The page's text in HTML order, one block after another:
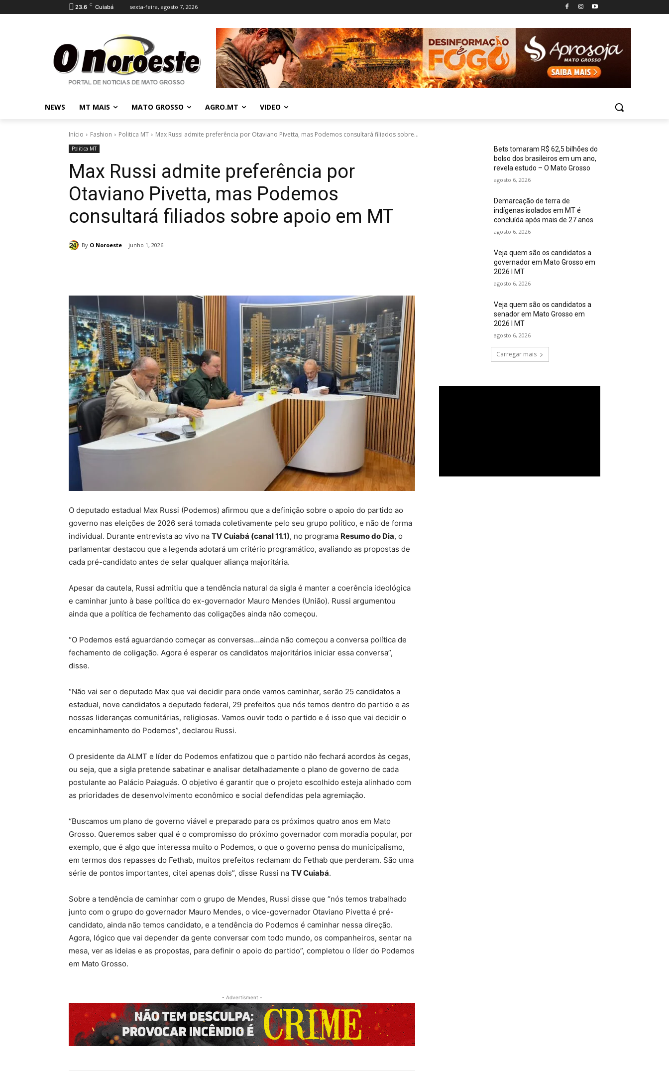
23.6 C Cuiabá sexta-feira, agosto 7, 2026
NEWS MT MAIS MATO GROSSO AGRO.MT VIDEO
Início Fashion Politica MT Max Russi admite preferência por Otaviano Pivetta, mas Podemos consultará filiados sobre...
Politica MT
Max Russi admite preferência por
Otaviano Pivetta, mas Podemos
consultará filiados sobre apoio em MT
By O Noroeste junho 1, 2026
O deputado estadual Max Russi (Podemos) afirmou que a definição sobre o apoio do partido ao
governo nas eleições de 2026 será tomada coletivamente pelo seu grupo político, e não de forma
individual. Durante entrevista ao vivo na TV Cuiabá (canal 11.1), no programa Resumo do Dia, o
parlamentar destacou que a legenda adotará um critério programático, avaliando as propostas de
cada pré-candidato antes de selar qualquer aliança majoritária.
Apesar da cautela, Russi admitiu que a tendência natural da sigla é manter a coerência ideológica
e caminhar junto à base política do ex-governador Mauro Mendes (União). Russi argumentou
ainda que a política de fechamento das coligações ainda não começou.
“O Podemos está aguardando começar as conversas…ainda não começou a conversa política de
fechamento de coligação. Agora é esperar os candidatos majoritários iniciar essa conversa”,
disse.
“Não vai ser o deputado Max que vai decidir para onde vamos caminhar, serão 25 candidatos a
estadual, nove candidatos a deputado federal, 29 prefeitos que nós temos dentro do partido e as
nossas lideranças comunitárias, religiosas. Vamos ouvir todo o partido e é isso que vai decidir o
encaminhamento do Podemos”, declarou Russi.
O presidente da ALMT e líder do Podemos enfatizou que o partido não fechará acordos às cegas,
ou seja, que a sigla pretende sabatinar e analisar detalhadamente o plano de governo de cada
postulante ao Palácio Paiaguás. O objetivo é garantir que o projeto escolhido esteja alinhado com
as prioridades de desenvolvimento econômico e social defendidas pela agremiação.
“Buscamos um plano de governo viável e preparado para os próximos quatro anos em Mato
Grosso. Queremos saber qual é o compromisso do próximo governador com moradia popular, por
exemplo, que é algo que interessa muito o Podemos, o que o governo pensa do municipalismo,
em termos dos repasses do Fethab, muitos prefeitos reclamam do Fethab que perderam. São uma
série de pontos importantes, citei apenas dois”, disse Russi na TV Cuiabá.
Sobre a tendência de caminhar com o grupo de Mendes, Russi disse que “nós temos trabalhado
junto com o grupo do governador Mauro Mendes, o vice-governador Otaviano Pivetta é pré-
candidato, ainda não temos candidato, e a tendência do Podemos é caminhar nessa direção.
Agora, lógico que vai depender da gente conversar com todo mundo, os companheiros, sentar na
mesa, ver as ideias e as propostas, para definir o apoio do partido”, completou o líder do Podemos
em Mato Grosso.
- Advertisment -
Bets tomaram R$ 62,5 bilhões do
bolso dos brasileiros em um ano,
revela estudo – O Mato Grosso
agosto 6, 2026
Demarcação de terra de
indígenas isolados em MT é
concluída após mais de 27 anos
agosto 6, 2026
Veja quem são os candidatos a
governador em Mato Grosso em
2026 I MT
agosto 6, 2026
Veja quem são os candidatos a
senador em Mato Grosso em
2026 I MT
agosto 6, 2026
Carregar mais